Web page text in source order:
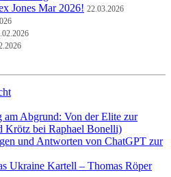
Jones Mar 2026! 22.03.2026
am Abgrund: Von der Elite zur
Krötz bei Raphael Bonelli)
und Antworten von ChatGPT zur
Ukraine Kartell – Thomas Röper